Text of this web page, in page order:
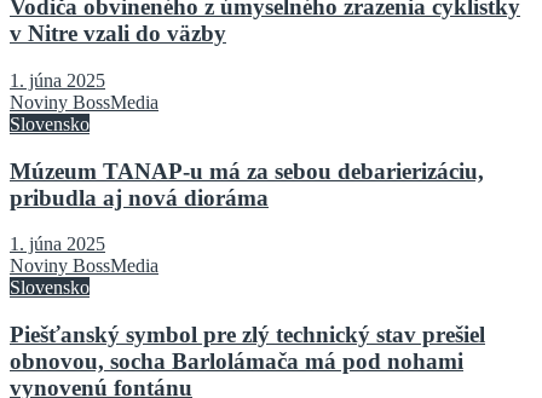
Vodiča obvineného z úmyselného zrazenia cyklistky
v Nitre vzali do väzby
1. júna 2025
Noviny BossMedia
Slovensko
Múzeum TANAP-u má za sebou debarierizáciu,
pribudla aj nová dioráma
1. júna 2025
Noviny BossMedia
Slovensko
Piešťanský symbol pre zlý technický stav prešiel
obnovou, socha Barlolámača má pod nohami
vynovenú fontánu